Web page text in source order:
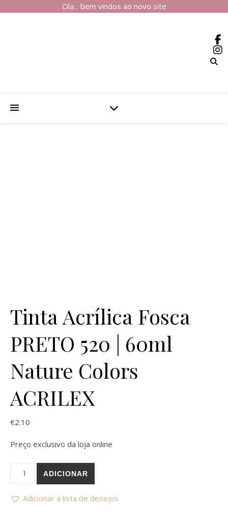
Ola... bem vindos ao novo site
Tinta Acrílica Fosca
PRETO 520 | 60ml
Nature Colors
ACRILEX
€2.10
Preço exclusivo da loja online
Quantidade de Tinta Acrílica Fosca PRETO 520 | 60ml Nature
ADICIONAR
Adicionar a lista de desejos